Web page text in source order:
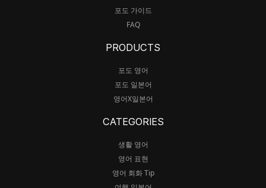
포도 가이드
FAQ
PRODUCTS
포도 영어
포도 일본어
영어X일본어
CATEGORIES
생활 영어
영어 표현
영어 회화 Tip